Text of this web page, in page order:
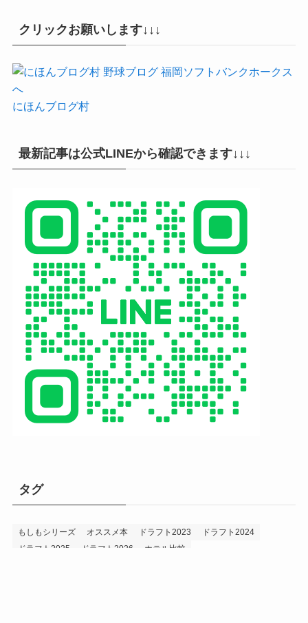
クリックお願いします↓↓↓
にほんブログ村
最新記事は公式LINEから確認できます↓↓↓
タグ
もしもシリーズ オススメ本 ドラフト2023
ドラフト2024
ドラフト2025
ドラフト2026
ホテル比較